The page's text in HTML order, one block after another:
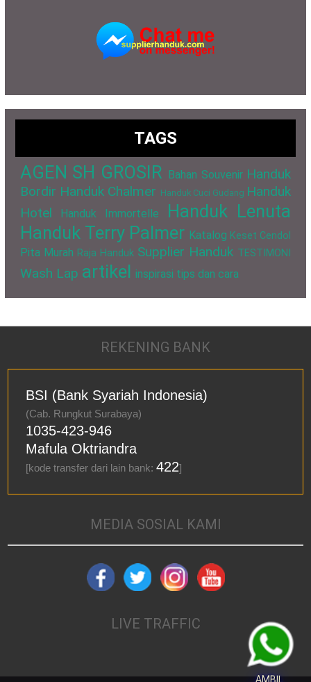
TAGS
AGEN SH GROSIR Bahan Souvenir Handuk
Bordir Handuk Chalmer Handuk Cuci Gudang Handuk
Hotel
Handuk Immortelle
Handuk Lenuta
Handuk Terry Palmer Katalog Keset Cendol
Pita Murah Raja Handuk Supplier Handuk TESTIMONI
Wash Lap artikel inspirasi tips dan cara
REKENING BANK
BSI (Bank Syariah Indonesia)
(Cab. Rungkut Surabaya)
1035-423-946
Mafula Oktriandra
[kode transfer dari lain bank:422]
MEDIA SOSIAL KAMI
LIVE TRAFFIC